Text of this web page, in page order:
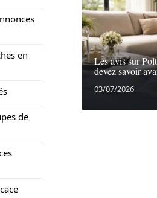
en
de
Les avis sur
devez savoir
03/07/2026